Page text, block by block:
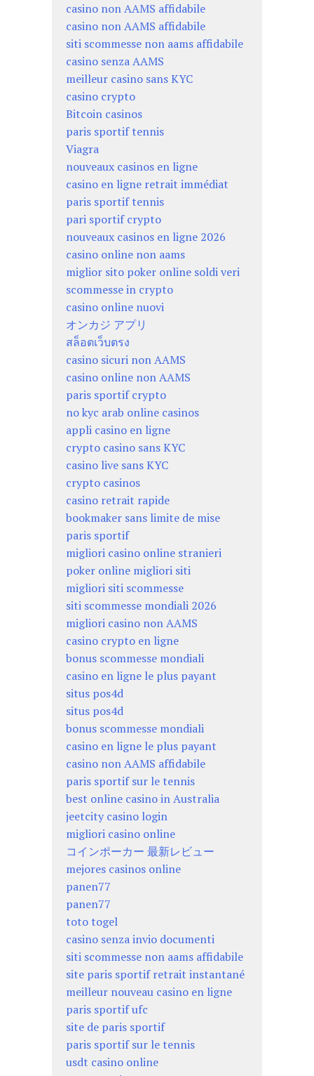
casino non AAMS affidabile
casino non AAMS affidabile
siti scommesse non aams affidabile
casino senza AAMS
meilleur casino sans KYC
casino crypto
Bitcoin casinos
paris sportif tennis
Viagra
nouveaux casinos en ligne
casino en ligne retrait immédiat
paris sportif tennis
pari sportif crypto
nouveaux casinos en ligne 2026
casino online non aams
miglior sito poker online soldi veri
scommesse in crypto
casino online nuovi
オンカジ アプリ
สล็อตเว็บตรง
casino sicuri non AAMS
casino online non AAMS
paris sportif crypto
no kyc arab online casinos
appli casino en ligne
crypto casino sans KYC
casino live sans KYC
crypto casinos
casino retrait rapide
bookmaker sans limite de mise
paris sportif
migliori casino online stranieri
poker online migliori siti
migliori siti scommesse
siti scommesse mondiali 2026
migliori casino non AAMS
casino crypto en ligne
bonus scommesse mondiali
casino en ligne le plus payant
situs pos4d
situs pos4d
bonus scommesse mondiali
casino en ligne le plus payant
casino non AAMS affidabile
paris sportif sur le tennis
best online casino in Australia
jeetcity casino login
migliori casino online
コインポーカー 最新レビュー
mejores casinos online
panen77
panen77
toto togel
casino senza invio documenti
siti scommesse non aams affidabile
site paris sportif retrait instantané
meilleur nouveau casino en ligne
paris sportif ufc
site de paris sportif
paris sportif sur le tennis
usdt casino online